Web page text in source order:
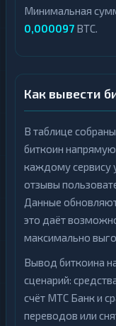
Минимальная
0,000097 BTC.
Как вывести
В таблице
биткоин
каждому сервису
отзывы
Данные
это даёт
максимально
Вывод биткоина
сценарий:
счёт МТС Банк и
переводов или